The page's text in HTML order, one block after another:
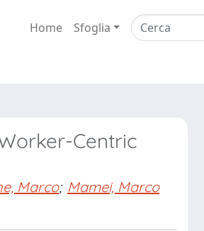
Home Sfoglia
Centric
Marco; Mamei, Marco